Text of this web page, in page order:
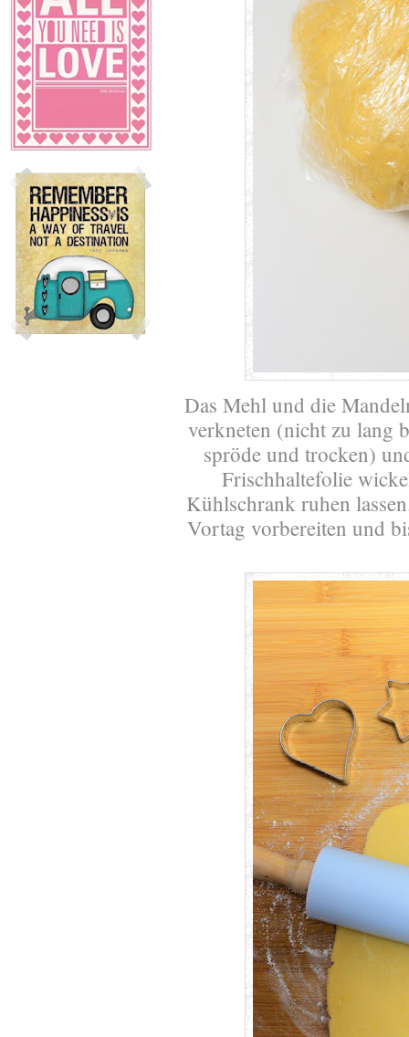
Das Mehl und die
verkneten (nicht zu lang
spröde und trocken)
Frischhaltefolie
Kühlschrank ruhen
Vortag vorbereiten und